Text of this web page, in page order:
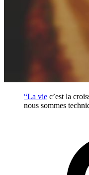
“La vie c’est la
nous sommes